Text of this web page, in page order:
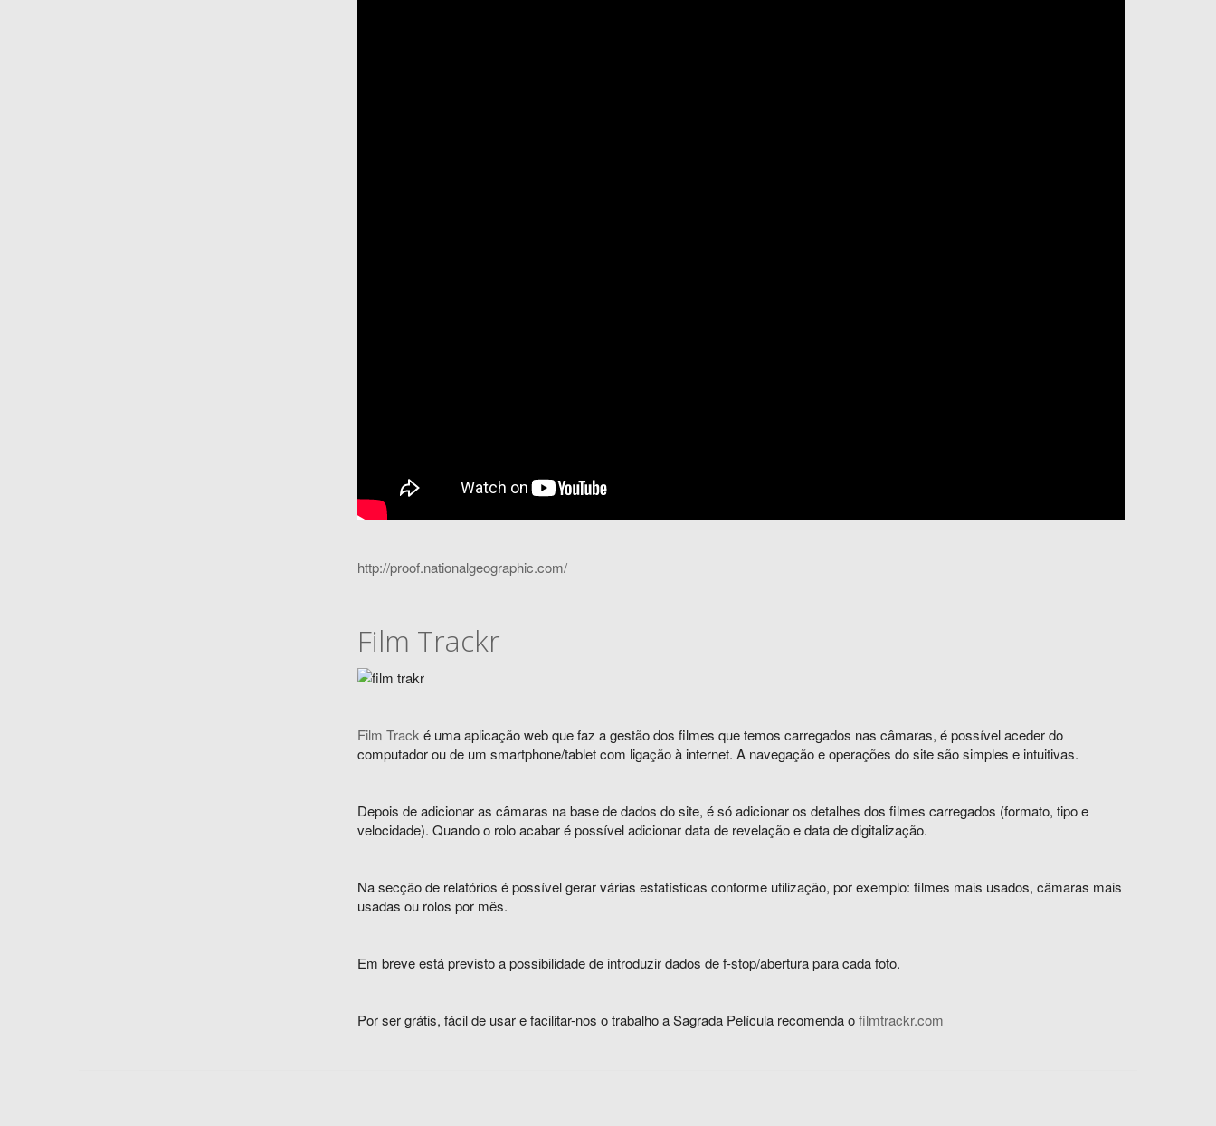
http://proof.nationalgeographic.com/
Film Trackr
Film Track é uma aplicação web que faz a gestão dos filmes que temos carregados nas câmaras, é possível aceder do
computador ou de um smartphone/tablet com ligação à internet. A navegação e operações do site são simples e intuitivas.
Depois de adicionar as câmaras na base de dados do site, é só adicionar os detalhes dos filmes carregados (formato, tipo e
velocidade). Quando o rolo acabar é possível adicionar data de revelação e data de digitalização.
Na secção de relatórios é possível gerar várias estatísticas conforme utilização, por exemplo: filmes mais usados, câmaras mais
usadas ou rolos por mês.
Em breve está previsto a possibilidade de introduzir dados de f-stop/abertura para cada foto.
Por ser grátis, fácil de usar e facilitar-nos o trabalho a Sagrada Película recomenda ofilmtrackr.com